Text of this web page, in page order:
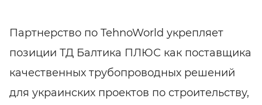
Партнерство по TehnoWorld укрепляет
позиции ТД Балтика ПЛЮС как поставщика
качественных трубопроводных решений
для украинских проектов по строительству,